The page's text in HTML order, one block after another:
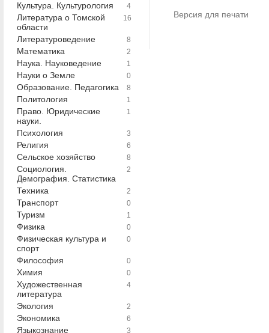
4
Культура. Культурология
16
Литература о Томской
области
8
Литературоведение
2
Математика
1
Наука. Науковедение
0
Науки о Земле
8
Образование. Педагогика
1
Политология
1
Право. Юридические
науки.
3
Психология
6
Религия
8
Сельское хозяйство
2
Социология.
Демография. Статистика
2
Техника
0
Транспорт
1
Туризм
0
Физика
0
Физическая культура и
спорт
0
Философия
0
Химия
4
Художественная
литература
2
Экология
6
Экономика
3
Языкознание
Версия для печати